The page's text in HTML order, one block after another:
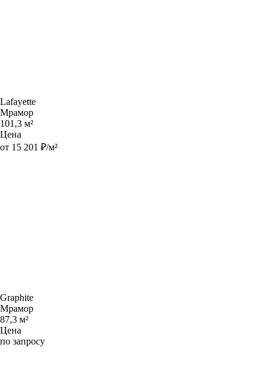
Lafayette
Мрамор
101,3 м²
Цена
от 15 201 ₽/м²
Graphite
Мрамор
87,3 м²
Цена
по запросу